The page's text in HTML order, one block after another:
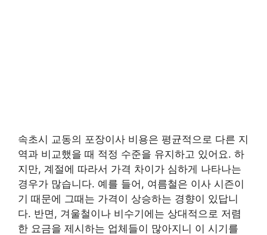
속초시 교동의 포장이사 비용은 평균적으로 다른 지
역과 비교했을 때 적정 수준을 유지하고 있어요. 하
지만, 계절에 따라서 가격 차이가 심하게 나타나는
경우가 많습니다. 예를 들어, 여름철은 이사 시즌이
기 때문에 그때는 가격이 상승하는 경향이 있답니
다. 반면, 겨울철이나 비수기에는 상대적으로 저렴
한 요금을 제시하는 업체들이 많아지니 이 시기를